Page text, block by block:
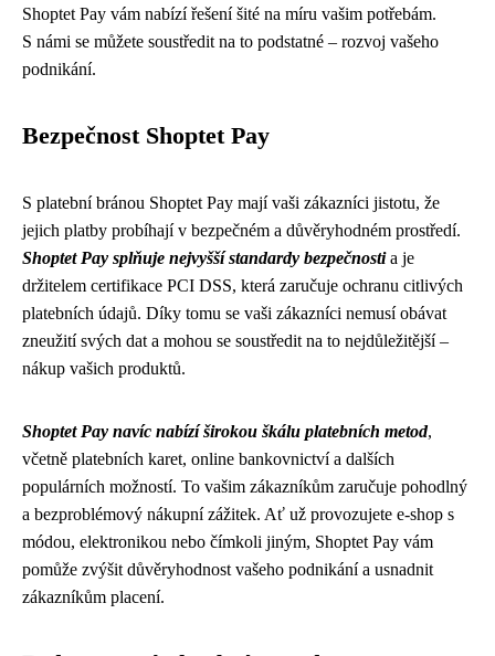
Shoptet Pay vám nabízí řešení šité na míru vašim potřebám.
S námi se můžete soustředit na to podstatné – rozvoj vašeho
podnikání.
Bezpečnost Shoptet Pay
S platební bránou Shoptet Pay mají vaši zákazníci jistotu, že
jejich platby probíhají v bezpečném a důvěryhodném prostředí.
Shoptet Pay splňuje nejvyšší standardy bezpečnostia je
držitelem certifikace PCI DSS, která zaručuje ochranu citlivých
platebních údajů. Díky tomu se vaši zákazníci nemusí obávat
zneužití svých dat a mohou se soustředit na to nejdůležitější –
nákup vašich produktů.
Shoptet Pay navíc nabízí širokou škálu platebních metod,
včetně platebních karet, online bankovnictví a dalších
populárních možností. To vašim zákazníkům zaručuje pohodlný
a bezproblémový nákupní zážitek. Ať už provozujete e-shop s
módou, elektronikou nebo čímkoli jiným, Shoptet Pay vám
pomůže zvýšit důvěryhodnost vašeho podnikání a usnadnit
zákazníkům placení.